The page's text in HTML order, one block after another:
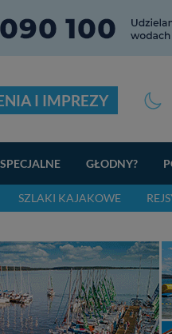
I IMPREZY
GŁODNY?
SZLAKI KAJAKOWE